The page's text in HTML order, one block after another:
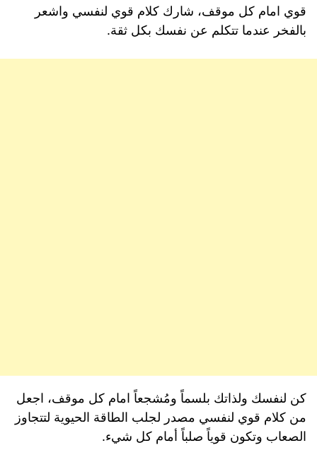
قوي امام كل موقف، شارك كلام قوي لنفسي واشعر
بالفخر عندما تتكلم عن نفسك بكل ثقة.
كن لنفسك ولذاتك بلسماً ومُشجعاً امام كل موقف، اجعل
من كلام قوي لنفسي مصدر لجلب الطاقة الحيوية لتتجاوز
الصعاب وتكون قوياً صلباً أمام كل شيء.